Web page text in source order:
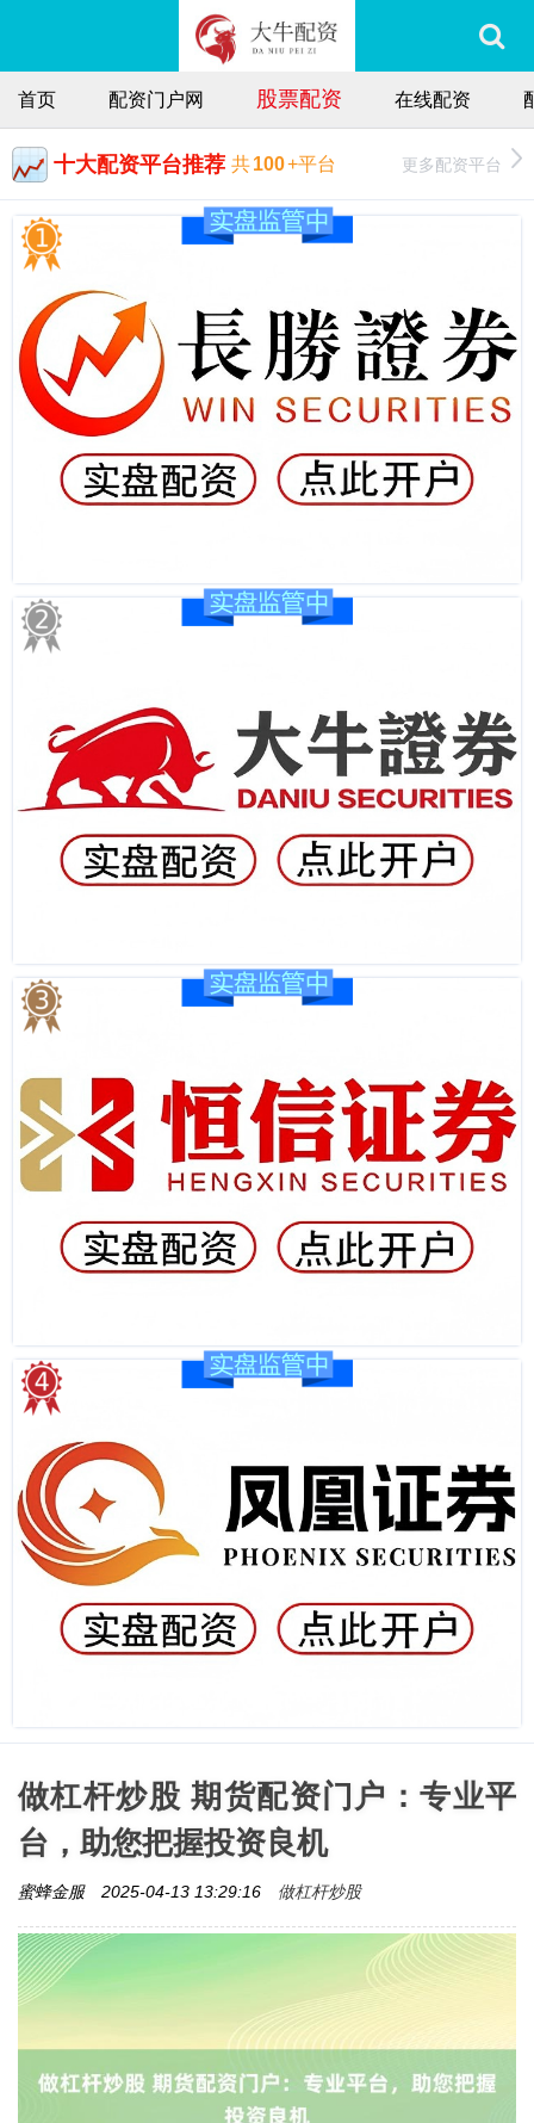
首页 配资门户网 股票配资 在线配资
十大配资平台推荐 共100+平台 更多配资平台
做杠杆炒股 期货配资门户：专业平
台，助您把握投资良机
蜜蜂金服 2025-04-13 13:29:16 做杠杆炒股